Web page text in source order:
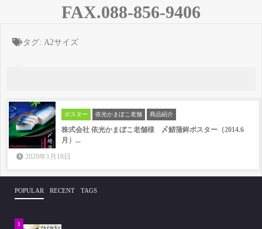
FAX.088-856-9406
タグ: A2サイズ
ポスター 依光かまぼこ老舗 商品紹介
株式会社 依光かまぼこ老舗様 〆鯖蒲鉾ポスター（2014.6
月）...
2020年1月18日
POPULAR RECENT TAGS